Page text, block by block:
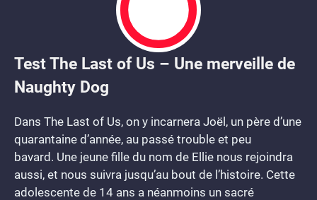
Test The Last of Us – Une merveille de
Naughty Dog
Dans The Last of Us, on y incarnera Joël, un père d’une
quarantaine d’année, au passé trouble et peu
bavard. Une jeune fille du nom de Ellie nous rejoindra
aussi, et nous suivra jusqu’au bout de l’histoire. Cette
adolescente de 14 ans a néanmoins un sacré